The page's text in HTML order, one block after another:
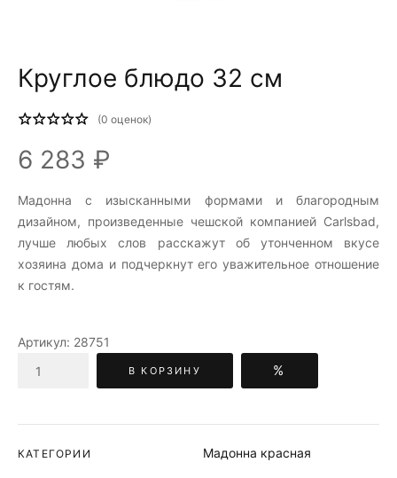
Круглое блюдо 32 см
(0 оценок)
6 283 ₽
Мадонна c изысканными формами и благородным
дизайном, произведенные чешской компанией Carlsbad,
лучше любых слов расскажут об утонченном вкусе
хозяина дома и подчеркнут его уважительное отношение
к гостям.
Артикул: 28751
В КОРЗИНУ %
КАТЕГОРИИ Мадонна красная